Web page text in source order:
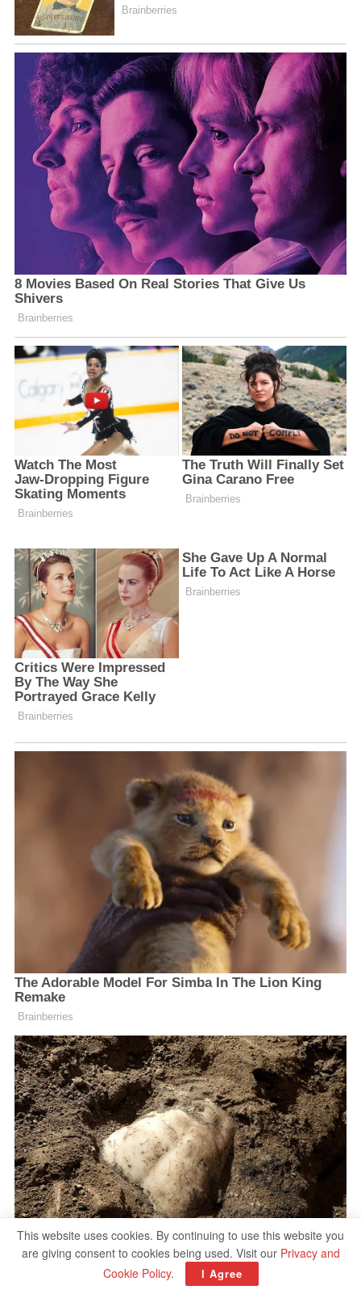
This website uses cookies. By continuing to use this website you
are giving consent to cookies being used. Visit our Privacy and
Cookie Policy. I Agree